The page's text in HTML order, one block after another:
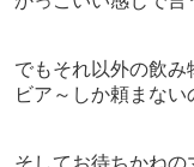
でもそれ以外の飲み
ビア～しか頼まない